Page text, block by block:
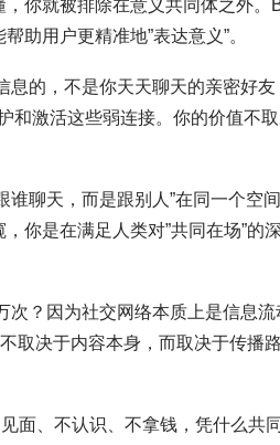
你就被排除在意义共同体之外。
助用户更精准地”表达意义”。
息的，不是你天天聊天的亲密好
和激活这些弱连接。你的价值不
聊天，而是跟别人”在同一个空
是在满足人类对”共同在场”的
次？因为社交网络本质上是信息
取决于内容本身，而取决于传播
面、不认识、不拿钱，凭什么共